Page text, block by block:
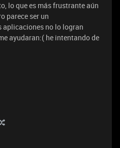
lo que es más frustrante aún
parece ser un
no lo logran
ayudaran:( he intentando de